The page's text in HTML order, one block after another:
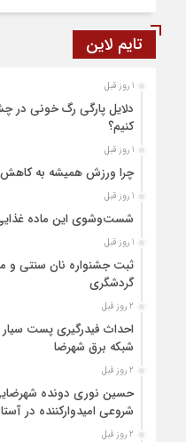
تایم لاین
1 روز قبل
دلایل پارگی رگ خونی در
کنیم؟
1 روز قبل
چرا ورزش همیشه به
1 روز قبل
شست‌وشوی این ماده
1 روز قبل
ثبت جشنواره نان سنتی و
گردشگری
2 روز قبل
احداث فیدرگیری پست سیار
شبکه برق شهرضا
2 روز قبل
حسین نوری دونده
شروعی امیدوارکننده در
2 روز قبل